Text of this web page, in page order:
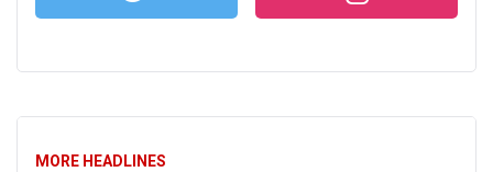
MORE HEADLINES